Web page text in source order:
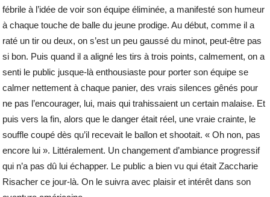
fébrile à l’idée de voir son équipe éliminée, a manifesté son humeur
à chaque touche de balle du jeune prodige. Au début, comme il a
raté un tir ou deux, on s’est un peu gaussé du minot, peut-être pas
si bon. Puis quand il a aligné les tirs à trois points, calmement, on a
senti le public jusque-là enthousiaste pour porter son équipe se
calmer nettement à chaque panier, des vrais silences gênés pour
ne pas l’encourager, lui, mais qui trahissaient un certain malaise. Et
puis vers la fin, alors que le danger était réel, une vraie crainte, le
souffle coupé dès qu’il recevait le ballon et shootait. « Oh non, pas
encore lui ». Littéralement. Un changement d’ambiance progressif
qui n’a pas dû lui échapper. Le public a bien vu qui était Zaccharie
Risacher ce jour-là. On le suivra avec plaisir et intérêt dans son